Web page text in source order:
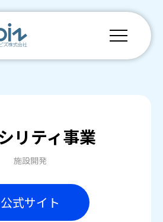
リティ事業
施設開発
公式サイト